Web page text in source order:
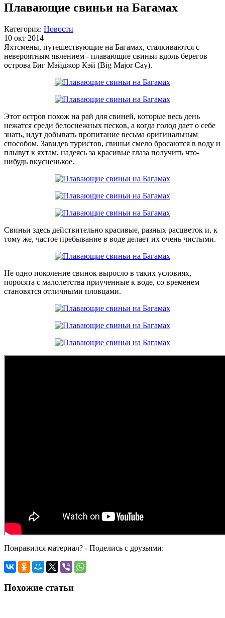
Плавающие свиньи на Багамах
Категория: Новости
10 окт 2014
Яхтсмены, путешествующие на Багамах, сталкиваются с
невероятным явлением - плавающие свиньи вдоль берегов
острова Биг Мэйджор Кэй (Big Major Cay).
Этот остров похож на рай для свиней, которые весь день
нежатся среди белоснежных песков, а когда голод дает о себе
знать, идут добывать пропитание весьма оригинальным
способом. Завидев туристов, свиньи смело бросаются в воду и
плывут к яхтам, надеясь за красивые глаза получить что-
нибудь вкусненькое.
Свиньи здесь действительно красивые, разных расцветок и, к
тому же, частое пребывание в воде делает их очень чистыми.
Не одно поколение свинок выросло в таких условиях,
поросята с малолетства приученные к воде, со временем
становятся отличными пловцами.
Понравился материал? - Поделись с друзьями:
Похожие статьи